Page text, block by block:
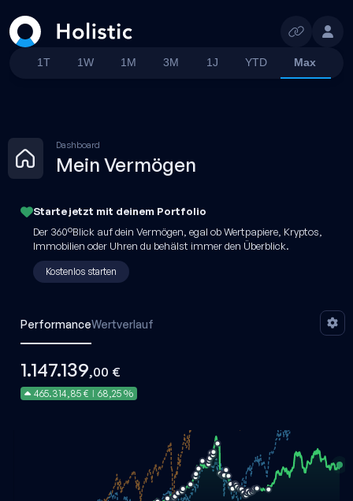
Suchen
1T 1W 1M 3M 1J YTD Max
Dashboard
Mein Vermögen
Starte jetzt mit deinem Portfolio
Der 360°Blick auf dein Vermögen, egal ob Wertpapiere, Kryptos,
Immobilien oder Uhren du behälst immer den Überblick.
Kostenlos starten
PerformanceWertverlauf
1.147.139,00 €
465.314,85 € 68,25 %